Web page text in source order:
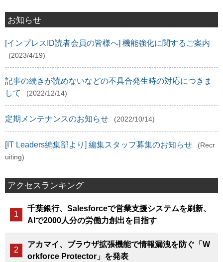
お知らせ
[インプレスID読者会員の皆様へ] 機能強化に関するご案内
(2023/4/19)
記事の続きが読めないなどの不具合発生時の対応につきま
して
(2022/12/14)
定期メンテナンスのお知らせ (2022/10/14)
[IT Leaders編集部より] 編集スタッフ募集のお知らせ
(Recr
uiting)
アクセスランキング
千葉銀行、Salesforceで営業支援システムを刷新、
AIで2000人分の労働力創出を目指す
アカマイ、ブラウザ拡張機能で情報漏洩を防ぐ「W
orkforce Protector」を発表